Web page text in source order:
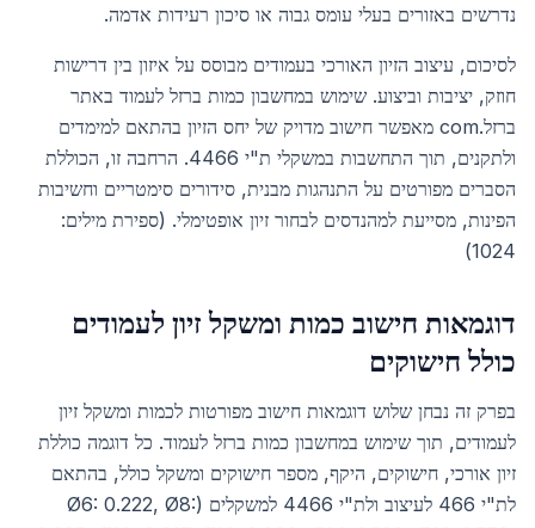
נדרשים באזורים בעלי עומס גבוה או סיכון רעידות אדמה.
לסיכום, עיצוב הזיון האורכי בעמודים מבוסס על איזון בין דרישות
חוזק, יציבות וביצוע. שימוש במחשבון כמות ברזל לעמוד באתר
ברזל.com מאפשר חישוב מדויק של יחס הזיון בהתאם למימדים
ולתקנים, תוך התחשבות במשקלי ת"י 4466. הרחבה זו, הכוללת
הסברים מפורטים על התנהגות מבנית, סידורים סימטריים וחשיבות
הפינות, מסייעת למהנדסים לבחור זיון אופטימלי. (ספירת מילים:
1024)
דוגמאות חישוב כמות ומשקל זיון לעמודים
כולל חישוקים
בפרק זה נבחן שלוש דוגמאות חישוב מפורטות לכמות ומשקל זיון
לעמודים, תוך שימוש במחשבון כמות ברזל לעמוד. כל דוגמה כוללת
זיון אורכי, חישוקים, היקף, מספר חישוקים ומשקל כולל, בהתאם
לת"י 466 לעיצוב ולת"י 4466 למשקלים (Ø6: 0.222, Ø8: